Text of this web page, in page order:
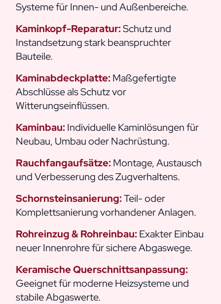
Systeme für Innen- und Außenbereiche.
Kaminkopf-Reparatur:Schutz und
Instandsetzung stark beanspruchter
Bauteile.
Kaminabdeckplatte: Maßgefertigte
Abschlüsse als Schutz vor
Witterungseinflüssen.
Kaminbau: Individuelle Kaminlösungen für
Neubau, Umbau oder Nachrüstung.
Rauchfangaufsätze: Montage, Austausch
und Verbesserung des Zugverhaltens.
Schornsteinsanierung:Teil- oder
Komplettsanierung vorhandener Anlagen.
Rohreinzug & Rohreinbau: Exakter Einbau
neuer Innenrohre für sichere Abgaswege.
Keramische Querschnittsanpassung:
Geeignet für moderne Heizsysteme und
stabile Abgaswerte.